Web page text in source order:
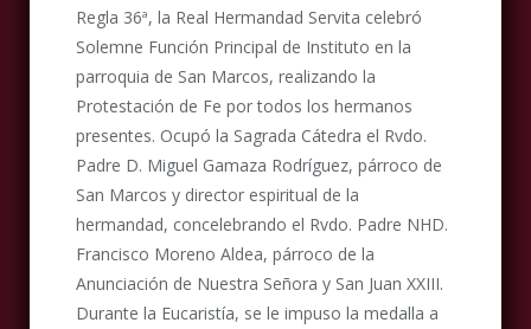
Regla 36ª, la Real Hermandad Servita celebró
Solemne Función Principal de Instituto en la
parroquia de San Marcos, realizando la
Protestación de Fe por todos los hermanos
presentes. Ocupó la Sagrada Cátedra el Rvdo.
Padre D. Miguel Gamaza Rodríguez, párroco de
San Marcos y director espiritual de la
hermandad, concelebrando el Rvdo. Padre NHD.
Francisco Moreno Aldea, párroco de la
Anunciación de Nuestra Señora y San Juan XXIII.
Durante la Eucaristía, se le impuso la medalla a